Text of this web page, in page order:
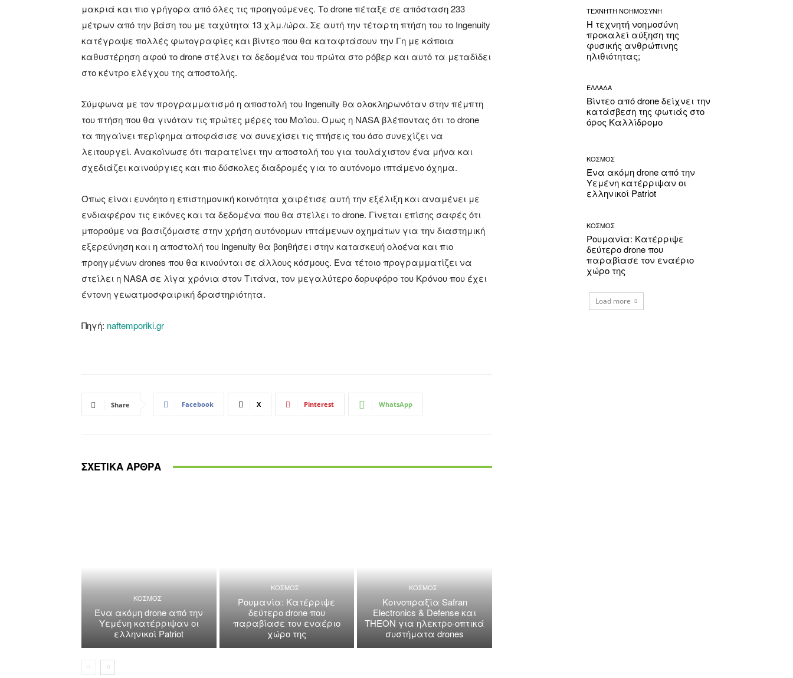
μακριά και πιο γρήγορα από όλες τις προηγούμενες. Tο drone πέταξε σε απόσταση 233
μέτρων από την βάση του με ταχύτητα 13 χλμ./ώρα. Σε αυτή την τέταρτη πτήση του το Ingenuity
κατέγραψε πολλές φωτογραφίες και βίντεο που θα καταφτάσουν την Γη με κάποια
καθυστέρηση αφού το drone στέλνει τα δεδομένα του πρώτα στο ρόβερ και αυτό τα μεταδίδει
στο κέντρο ελέγχου της αποστολής.
Σύμφωνα με τον προγραμματισμό η αποστολή του Ingenuity θα ολοκληρωνόταν στην πέμπτη
του πτήση που θα γινόταν τις πρώτες μέρες του Μαΐου. Όμως η NASA βλέποντας ότι το drone
τα πηγαίνει περίφημα αποφάσισε να συνεχίσει τις πτήσεις του όσο συνεχίζει να
λειτουργεί. Ανακοίνωσε ότι παρατείνει την αποστολή του για τουλάχιστον ένα μήνα και
σχεδιάζει καινούργιες και πιο δύσκολες διαδρομές για το αυτόνομο ιπτάμενο όχημα.
Όπως είναι ευνόητο η επιστημονική κοινότητα χαιρέτισε αυτή την εξέλιξη και αναμένει με
ενδιαφέρον τις εικόνες και τα δεδομένα που θα στείλει το drone. Γίνεται επίσης σαφές ότι
μπορούμε να βασιζόμαστε στην χρήση αυτόνομων ιπτάμενων οχημάτων για την διαστημική
εξερεύνηση και η αποστολή του Ingenuity θα βοηθήσει στην κατασκευή ολοένα και πιο
προηγμένων drones που θα κινούνται σε άλλους κόσμους. Ένα τέτοιο προγραμματίζει να
στείλει η NASA σε λίγα χρόνια στον Τιτάνα, τον μεγαλύτερο δορυφόρο του Κρόνου που έχει
έντονη γεωατμοσφαιρική δραστηριότητα.
Πηγή: naftemporiki.gr
Share Facebook X Pinterest WhatsApp
ΣΧΕΤΙΚΑ ΑΡΘΡΑ
ΚΟΣΜΟΣ
Ένα ακόμη drone από την
Υεμένη κατέρριψαν οι
ελληνικοί Patriot
ΚΟΣΜΟΣ
Ρουμανία: Κατέρριψε
δεύτερο drone που
παραβίασε τον εναέριο
χώρο της
ΚΟΣΜΟΣ
Κοινοπραξία Safran
Electronics & Defense και
THEON για ηλεκτρο-οπτικά
συστήματα drones
ΤΕΧΝΗΤΗ ΝΟΗΜΟΣΥΝΗ
Η τεχνητή νοημοσύνη
προκαλεί αύξηση της
φυσικής ανθρώπινης
ηλιθιότητας;
ΕΛΛΑΔΑ
Βίντεο από drone δείχνει την
κατάσβεση της φωτιάς στο
όρος Καλλίδρομο
ΚΟΣΜΟΣ
Ένα ακόμη drone από την
Υεμένη κατέρριψαν οι
ελληνικοί Patriot
ΚΟΣΜΟΣ
Ρουμανία: Κατέρριψε
δεύτερο drone που
παραβίασε τον εναέριο
χώρο της
Load more